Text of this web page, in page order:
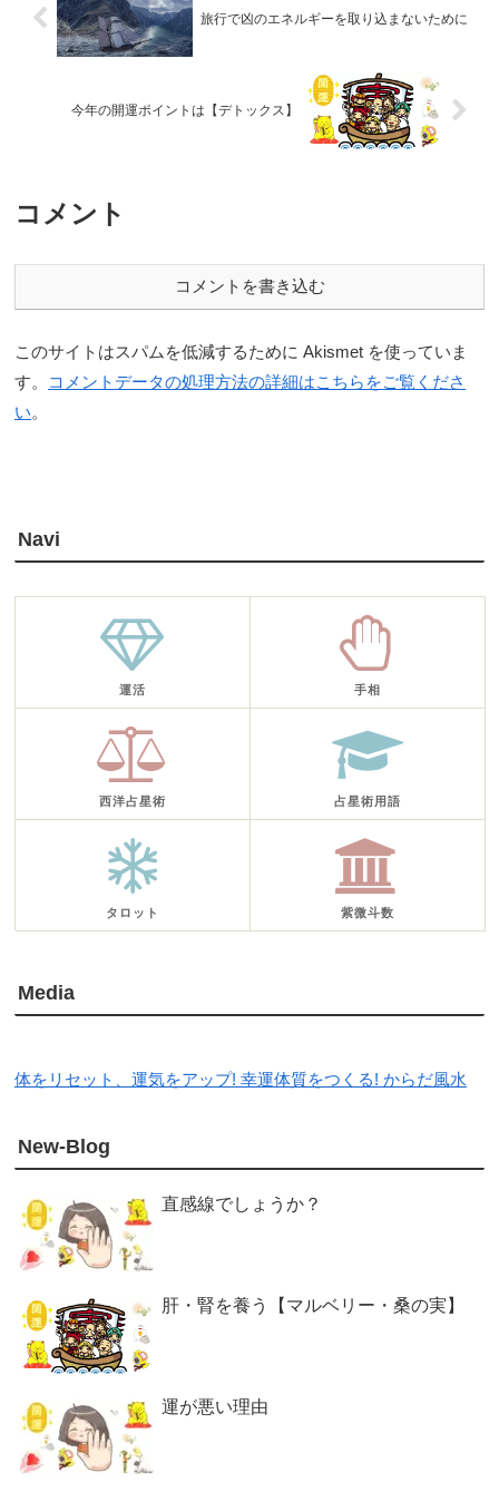
旅行で凶のエネルギーを取り込まないために
今年の開運ポイントは【デトックス】
コメント
コメントを書き込む
このサイトはスパムを低減するために Akismet を使っていま
す。
コメントデータの処理方法の詳細はこちらをご覧くださ
い。
Navi
運活 手相
西洋占星術 占星術用語
タロット 紫微斗数
Media
体をリセット、運気をアップ! 幸運体質をつくる! からだ風水
New-Blog
直感線でしょうか？
肝・腎を養う【マルベリー・桑の実】
運が悪い理由